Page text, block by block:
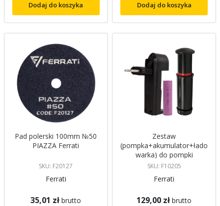
Dodaj do koszyka Dodaj do koszyka
Pad polerski 100mm №50
PIAZZA Ferrati
SKU: F20127
Ferrati
35,01 zł brutto
Zestaw
(pompka+akumulator+łado
warka) do pompki
elektrycznej VENTO+ i
SKU: F10205
Ferrati
129,00 zł brutto